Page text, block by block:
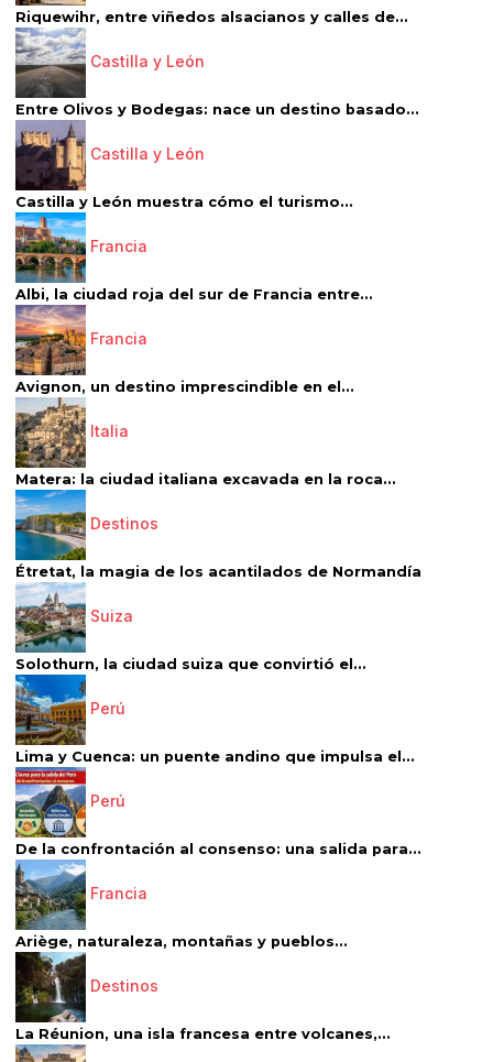
Riquewihr, entre viñedos alsacianos y calles de...
Castilla y León
Entre Olivos y Bodegas: nace un destino basado...
Castilla y León
Castilla y León muestra cómo el turismo...
Francia
Albi, la ciudad roja del sur de Francia entre...
Francia
Avignon, un destino imprescindible en el...
Italia
Matera: la ciudad italiana excavada en la roca...
Destinos
Étretat, la magia de los acantilados de Normandía
Suiza
Solothurn, la ciudad suiza que convirtió el...
Perú
Lima y Cuenca: un puente andino que impulsa el...
Perú
De la confrontación al consenso: una salida para...
Francia
Ariège, naturaleza, montañas y pueblos...
Destinos
La Réunion, una isla francesa entre volcanes,...